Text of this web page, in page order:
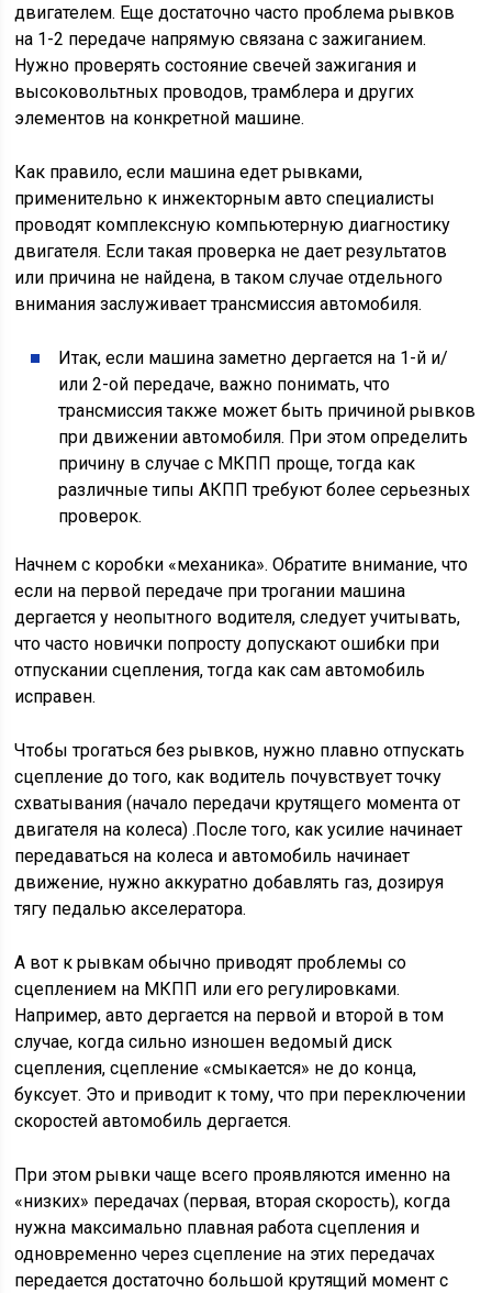
двигателем. Еще достаточно часто проблема рывков
на 1-2 передаче напрямую связана с зажиганием.
Нужно проверять состояние свечей зажигания и
высоковольтных проводов, трамблера и других
элементов на конкретной машине.
Как правило, если машина едет рывками,
применительно к инжекторным авто специалисты
проводят комплексную компьютерную диагностику
двигателя. Если такая проверка не дает результатов
или причина не найдена, в таком случае отдельного
внимания заслуживает трансмиссия автомобиля.
Итак, если машина заметно дергается на 1-й и/
или 2-ой передаче, важно понимать, что
трансмиссия также может быть причиной рывков
при движении автомобиля. При этом определить
причину в случае с МКПП проще, тогда как
различные типы АКПП требуют более серьезных
проверок.
Начнем с коробки «механика». Обратите внимание, что
если на первой передаче при трогании машина
дергается у неопытного водителя, следует учитывать,
что часто новички попросту допускают ошибки при
отпускании сцепления, тогда как сам автомобиль
исправен.
Чтобы трогаться без рывков, нужно плавно отпускать
сцепление до того, как водитель почувствует точку
схватывания (начало передачи крутящего момента от
двигателя на колеса) .После того, как усилие начинает
передаваться на колеса и автомобиль начинает
движение, нужно аккуратно добавлять газ, дозируя
тягу педалью акселератора.
А вот к рывкам обычно приводят проблемы со
сцеплением на МКПП или его регулировками.
Например, авто дергается на первой и второй в том
случае, когда сильно изношен ведомый диск
сцепления, сцепление «смыкается» не до конца,
буксует. Это и приводит к тому, что при переключении
скоростей автомобиль дергается.
При этом рывки чаще всего проявляются именно на
«низких» передачах (первая, вторая скорость), когда
нужна максимально плавная работа сцепления и
одновременно через сцепление на этих передачах
передается достаточно большой крутящий момент с